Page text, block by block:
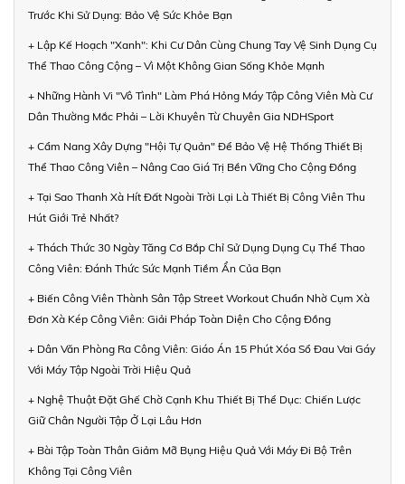
Trước Khi Sử Dụng: Bảo Vệ Sức Khỏe Bạn
+ Lập Kế Hoạch "Xanh": Khi Cư Dân Cùng Chung Tay Vệ Sinh Dụng Cụ
Thể Thao Công Cộng – Vì Một Không Gian Sống Khỏe Mạnh
+ Những Hành Vi "Vô Tình" Làm Phá Hỏng Máy Tập Công Viên Mà Cư
Dân Thường Mắc Phải – Lời Khuyên Từ Chuyên Gia NDHSport
+ Cẩm Nang Xây Dựng "Hội Tự Quản" Để Bảo Vệ Hệ Thống Thiết Bị
Thể Thao Công Viên – Nâng Cao Giá Trị Bền Vững Cho Cộng Đồng
+ Tại Sao Thanh Xà Hít Đất Ngoài Trời Lại Là Thiết Bị Công Viên Thu
Hút Giới Trẻ Nhất?
+ Thách Thức 30 Ngày Tăng Cơ Bắp Chỉ Sử Dụng Dụng Cụ Thể Thao
Công Viên: Đánh Thức Sức Mạnh Tiềm Ẩn Của Bạn
+ Biến Công Viên Thành Sân Tập Street Workout Chuẩn Nhờ Cụm Xà
Đơn Xà Kép Công Viên: Giải Pháp Toàn Diện Cho Cộng Đồng
+ Dân Văn Phòng Ra Công Viên: Giáo Án 15 Phút Xóa Sổ Đau Vai Gáy
Với Máy Tập Ngoài Trời Hiệu Quả
+ Nghệ Thuật Đặt Ghế Chờ Cạnh Khu Thiết Bị Thể Dục: Chiến Lược
Giữ Chân Người Tập Ở Lại Lâu Hơn
+ Bài Tập Toàn Thân Giảm Mỡ Bụng Hiệu Quả Với Máy Đi Bộ Trên
Không Tại Công Viên